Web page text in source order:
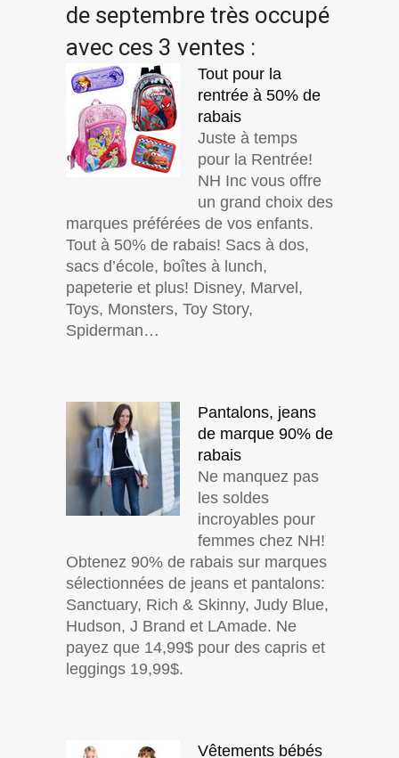
de septembre très occupé
avec ces 3 ventes :
Tout pour la
rentrée à 50% de
rabais
Juste à temps
pour la Rentrée!
NH Inc vous offre
un grand choix des
marques préférées de vos enfants.
Tout à 50% de rabais! Sacs à dos,
sacs d’école, boîtes à lunch,
papeterie et plus! Disney, Marvel,
Toys, Monsters, Toy Story,
Spiderman…
Pantalons, jeans
de marque 90% de
rabais
Ne manquez pas
les soldes
incroyables pour
femmes chez NH!
Obtenez 90% de rabais sur marques
sélectionnées de jeans et pantalons:
Sanctuary, Rich & Skinny, Judy Blue,
Hudson, J Brand et LAmade. Ne
payez que 14,99$ pour des capris et
leggings 19,99$.
Vêtements bébés